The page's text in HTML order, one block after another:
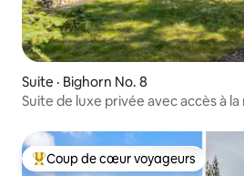
Suite · Bighorn No. 8
Suite de luxe privée avec accès à
Coup de cœur voyageurs parmi les
Coup de cœur voyageurs